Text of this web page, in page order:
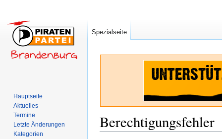
Berechtigungsfehler
Spezialseite
Hauptseite
Aktuelles
Termine
Letzte Änderungen
Kategorien